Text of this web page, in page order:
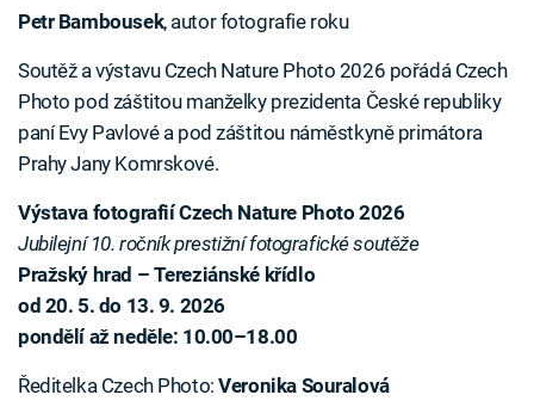
Petr Bambousek, autor fotografie roku
Soutěž a výstavu Czech Nature Photo 2026 pořádá Czech
Photo pod záštitou manželky prezidenta České republiky
paní Evy Pavlové a pod záštitou náměstkyně primátora
Prahy Jany Komrskové.
Výstava fotografií Czech Nature Photo 2026
Jubilejní 10. ročník prestižní fotografické soutěže
Pražský hrad – Tereziánské křídlo
od 20. 5. do 13. 9. 2026
pondělí až neděle: 10.00–18.00
Ředitelka Czech Photo:Veronika Souralová